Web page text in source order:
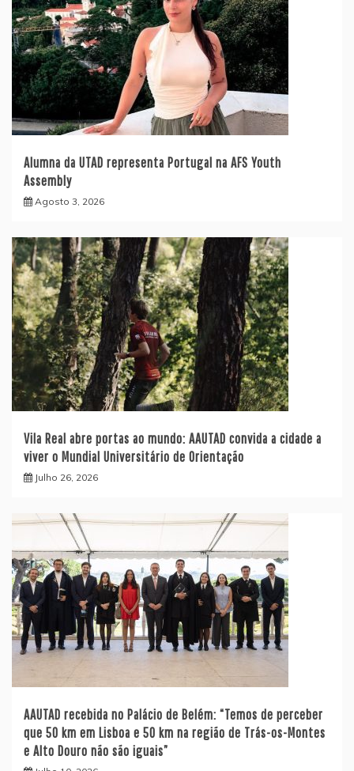
Alumna da UTAD representa Portugal na AFS Youth
Assembly
Agosto 3, 2026
Vila Real abre portas ao mundo: AAUTAD convida a cidade a
viver o Mundial Universitário de Orientação
Julho 26, 2026
AAUTAD recebida no Palácio de Belém: “Temos de perceber
que 50 km em Lisboa e 50 km na região de Trás-os-Montes
e Alto Douro não são iguais”